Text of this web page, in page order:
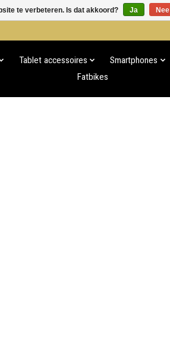
Tablet accessoires Smartphones
Fatbikes
te verbeteren. Is dat akkoord? Ja Nee